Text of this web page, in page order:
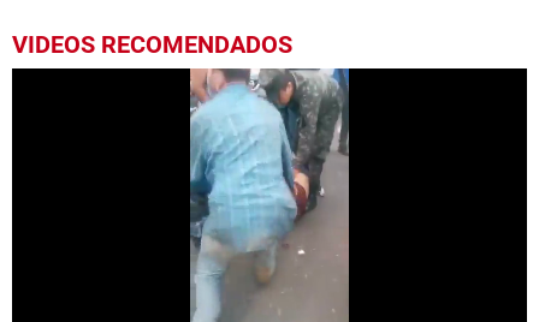
VIDEOS RECOMENDADOS